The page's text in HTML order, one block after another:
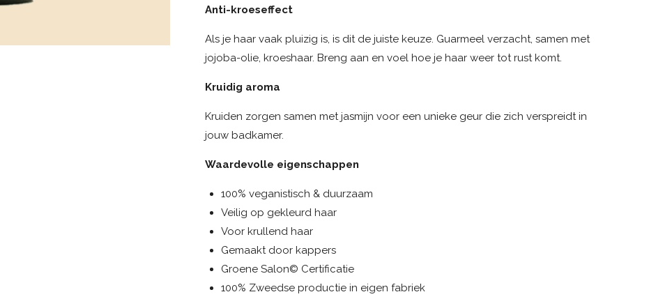
Anti-kroeseffect
Als je haar vaak pluizig is, is dit de juiste keuze. Guarmeel verzacht, samen met
jojoba-olie, kroeshaar. Breng aan en voel hoe je haar weer tot rust komt.
Kruidig ​​aroma
Kruiden zorgen samen met jasmijn voor een unieke geur die zich verspreidt in
jouw badkamer.
Waardevolle eigenschappen
100% veganistisch & duurzaam
Veilig op gekleurd haar
Voor krullend haar
Gemaakt door kappers
Groene Salon© Certificatie
100% Zweedse productie in eigen fabriek